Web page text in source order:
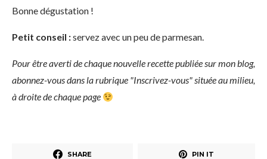
Bonne dégustation !
Petit conseil :servez avec un peu de parmesan.
Pour être averti de chaque nouvelle recette publiée sur mon blog,
abonnez-vous dans la rubrique "Inscrivez-vous" située au milieu,
à droite de chaque page
SHARE PIN IT